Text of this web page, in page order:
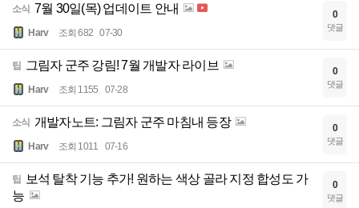
소식 7월 30일(목) 업데이트 안내
Harv 조회 682 07-30
0
댓글
팁 그림자 군주 강림! 7월 개발자 라이브
Harv 조회 1155 07-28
0
댓글
소식 개발자노트: 그림자 군주 마침내 등장
Harv 조회 1011 07-16
0
댓글
팁
보석 탈착 기능 추가! 원하는 색상 골라 지정 합성도 가
능
0
댓글